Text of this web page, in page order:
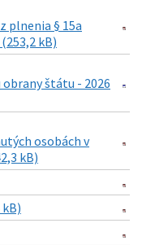
plnenia § 15a
kB)
štátu - 2026
osobách v
kB)